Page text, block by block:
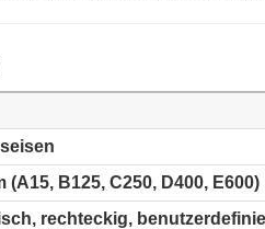
(A15, B125, C250, D400, E600)
rechteckig,